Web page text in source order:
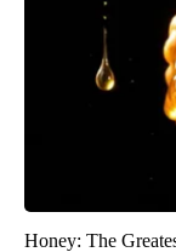
Honey: The